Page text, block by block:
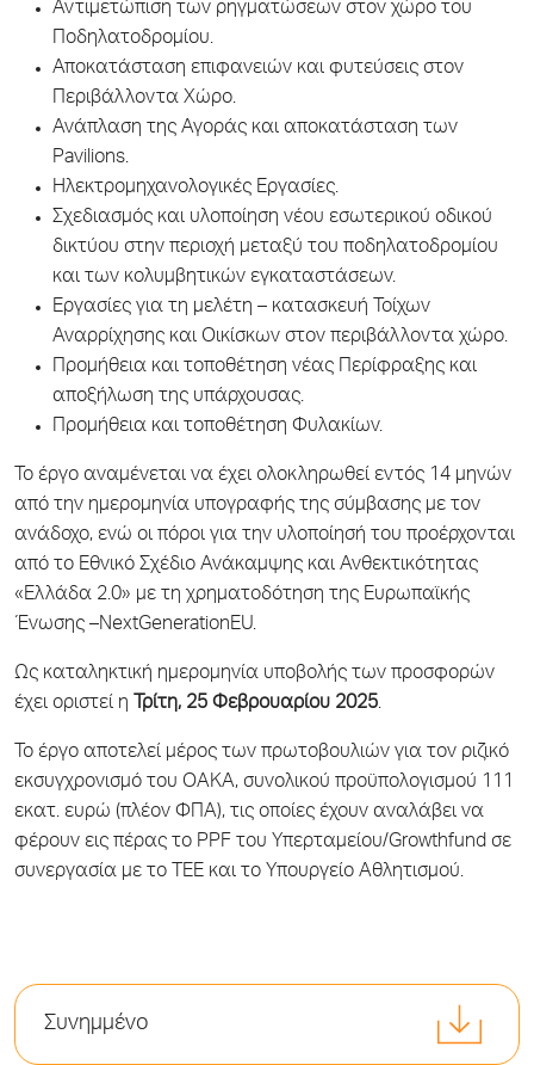
Αντιμετώπιση των ρηγματώσεων στον χώρο του
Ποδηλατοδρομίου.
Αποκατάσταση επιφανειών και φυτεύσεις στον
Περιβάλλοντα Χώρο.
Ανάπλαση της Αγοράς και αποκατάσταση των
Pavilions.
Ηλεκτρομηχανολογικές Εργασίες.
Σχεδιασμός και υλοποίηση νέου εσωτερικού οδικού
δικτύου στην περιοχή μεταξύ του ποδηλατοδρομίου
και των κολυμβητικών εγκαταστάσεων.
Εργασίες για τη μελέτη – κατασκευή Τοίχων
Αναρρίχησης και Οικίσκων στον περιβάλλοντα χώρο.
Προμήθεια και τοποθέτηση νέας Περίφραξης και
αποξήλωση της υπάρχουσας.
Προμήθεια και τοποθέτηση Φυλακίων.
Το έργο αναμένεται να έχει ολοκληρωθεί εντός 14 μηνών
από την ημερομηνία υπογραφής της σύμβασης με τον
ανάδοχο, ενώ οι πόροι για την υλοποίησή του προέρχονται
από το Εθνικό Σχέδιο Ανάκαμψης και Ανθεκτικότητας
«Ελλάδα 2.0» με τη χρηματοδότηση της Ευρωπαϊκής
Ένωσης –NextGenerationEU.
Ως καταληκτική ημερομηνία υποβολής των προσφορών
έχει οριστεί η Τρίτη, 25 Φεβρουαρίου 2025.
Το έργο αποτελεί μέρος των πρωτοβουλιών για τον ριζικό
εκσυγχρονισμό του ΟΑΚΑ, συνολικού προϋπολογισμού 111
εκατ. ευρώ (πλέον ΦΠΑ), τις οποίες έχουν αναλάβει να
φέρουν εις πέρας το PPF του Υπερταμείου/Growthfund σε
συνεργασία με το ΤΕΕ και το Υπουργείο Αθλητισμού.
Συνημμένο